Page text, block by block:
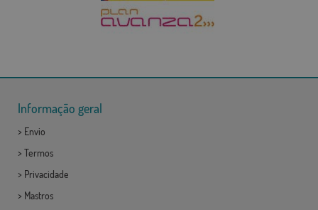
Informação geral
> Envio
> Termos
> Privacidade
> Mastros